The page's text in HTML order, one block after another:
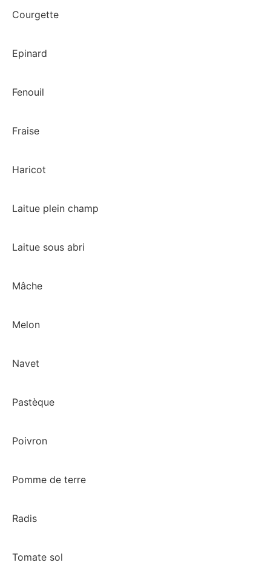
Courgette
Epinard
Fenouil
Fraise
Haricot
Laitue plein champ
Laitue sous abri
Mâche
Melon
Navet
Pastèque
Poivron
Pomme de terre
Radis
Tomate sol